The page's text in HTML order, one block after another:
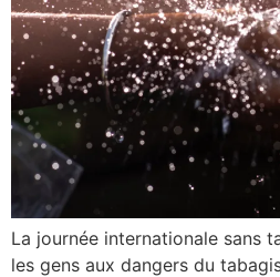
La journée internationale sans
les gens aux dangers du